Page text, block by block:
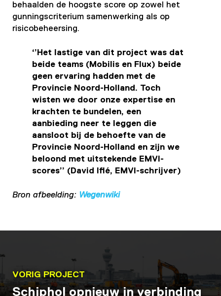
behaalden de hoogste score op zowel het
gunningscriterium samenwerking als op
risicobeheersing.
‘’Het lastige van dit project was dat
beide teams (Mobilis en Flux) beide
geen ervaring hadden met de
Provincie Noord-Holland. Toch
wisten we door onze expertise en
krachten te bundelen, een
aanbieding neer te leggen die
aansloot bij de behoefte van de
Provincie Noord-Holland en zijn we
beloond met uitstekende EMVI-
scores’’ (David Iflé, EMVI-schrijver)
Bron afbeelding: Wegenwiki
VORIG PROJECT
Schiphol opnieuw in verbinding